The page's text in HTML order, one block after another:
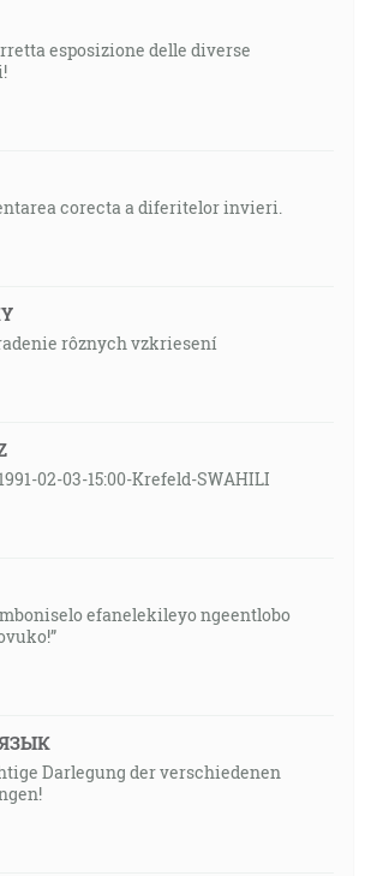
esposizione delle diverse
corecta a diferitelor invieri.
rôznych vzkriesení
02-03-15:00-Krefeld-SWAHILI
efanelekileyo ngeentlobo
Darlegung der verschiedenen